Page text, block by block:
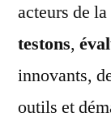
acteurs de
testons,
innovants,
outils et